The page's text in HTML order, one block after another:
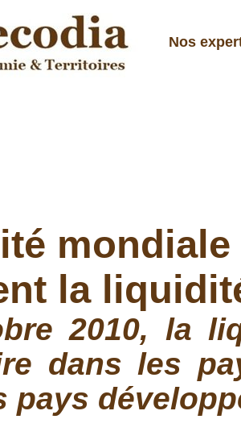
Nos
mondiale
la
2010, la
dans les
pays